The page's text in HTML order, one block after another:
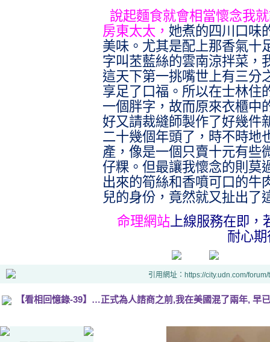
說起麵食就會相當懷念我
房東太太， 她煮的四川口味
美味。尤其是配上那香氣十
字叫苤藍絲的雲南涼拌菜，
這天下第一挑嘴世上有三分
享足了口福。所以在士林住
一個胖字，故而原來衣櫃中
好又請裁縫師製作了好幾件
二十幾個年頭了，時不時地
產，像是一個只賣十元有些
仔粿。但最讓我懷念的則莫
出來的筍絲和香噴可口的牛
兒的身份，竟然就又扯出了
命理網站上線服務在即，
耐心
引用網址：https://city.udn.com/
【看相回憶錄-39】…正式為人諮商之前,我在美國混了兩年, 早